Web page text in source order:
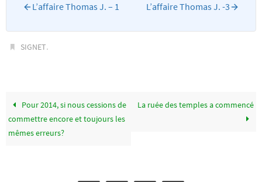
L’affaire Thomas J. – 1 L’affaire Thomas J. -3
SIGNET.
Pour 2014, si nous cessions de
commettre encore et toujours les
mêmes erreurs?
La ruée des temples a commencé